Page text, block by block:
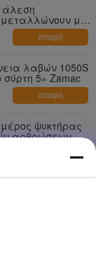
άλεση
με
επαφή
λαβών 1050S
5» Zamac
επαφή
ψυκτήρας
αρθρώσεων
μήκους